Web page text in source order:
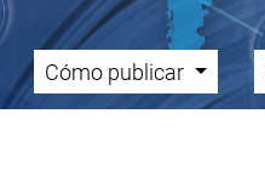
Cómo publicar